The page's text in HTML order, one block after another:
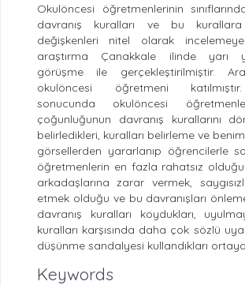
Okulöncesi öğretmenlerinin
davranış kuralları ve bu
değişkenleri nitel olarak
araştırma Çanakkale ilinde yarı
görüşme ile gerçekleştirilmiştir.
okulöncesi öğretmeni
sonucunda okulöncesi
çoğunluğunun davranış kurallarını
belirledikleri, kuralları belirleme ve
görsellerden yararlanıp öğrencilerle
öğretmenlerin en fazla rahatsız olduğu
arkadaşlarına zarar vermek,
etmek olduğu ve bu davranışları
davranış kuralları koydukları,
kuralları karşısında daha çok sözlü
düşünme sandalyesi kullandıkları ortaya
Keywords